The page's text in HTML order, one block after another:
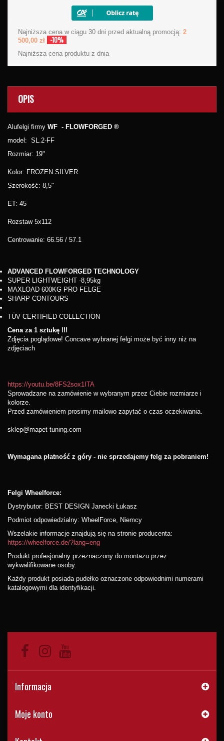
Najniższa cena w ciągu 30 dni przed aktualną promocją: 2
500,00 zł
-10%
Najniższa cena produktu z dnia
OPIS
Alufelgi firmy WF - FLOWFORGED ®
model: SL.2-FF
Rozmiar: 19"
Kolor: FROZEN SILVER
Szerokość: 8,5"
ET: 45
Rozstaw 5x112
Centrowanie: 66.56 / 57.1
ADVANCED FLOWFORGED TECHNOLOGY
SUPER LIGHTWEIGHT -8,95kg
MAXLOAD 600KG PRO FELGE
SHARP CONTOURS
TÜV CERTIFIED COLLECTION
Cena za 1 sztukę !!!
Zdjęcia poglądowe! Concave wybranej felgi może być inny niż na
zdjęciach
https://youtu.be/8FS2sox1ITA
Sprowadzane na zamówienie w wybranym przez Ciebie rozmiarze i
kolorze.
Przed zamówieniem prosimy mailowo zapytać o czas oczekiwania.
sklep@mapet-tuning.com
Wymagana płatność z góry - nie sprzedajemy felg za pobraniem!
Felgi Wheelforce:
Dystrybutor: BEST DESIGN Janecki Łukasz
Podmiot odpowiedzialny: WheelForce, Niemcy
Wszelakie informacje znajdują się na stronie producenta:
https://wheelforce.de/?lang=eng
Produkt profesjonalny przeznaczony do montażu przez
wykwalifikowane osoby.
Każdy produkt posiada pudełko oznaczone odpowiednimi numerami
katalogowymi dla identyfikacji.
Informacja
Moje konto